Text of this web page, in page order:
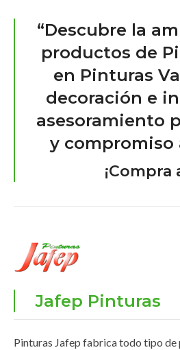
“Descubre la
productos de
en Pinturas
decoración e
asesoramiento
y compromiso
¡Compra
Jafep Pinturas
Pinturas Jafep fabrica todo tipo de